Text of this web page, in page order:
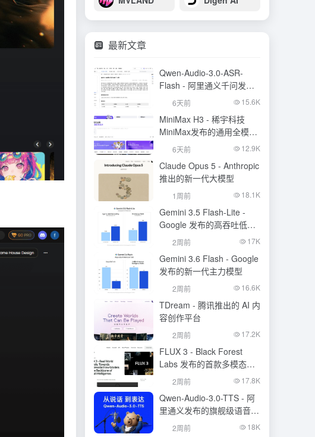
最新文章
Qwen-Audio-3.0-ASR-
Flash - 阿里通义千问发布
的语音识别大模型
6天前 15.6K
MiniMax H3 - 稀宇科技
MiniMax发布的通用全模态
生成模型
6天前 12.9K
Claude Opus 5 - Anthropic
推出的新一代大模型
1周前 18.1K
Gemini 3.5 Flash-Lite -
Google 发布的高吞吐低成
本模型
2周前 17K
Gemini 3.6 Flash - Google
发布的新一代主力模型
2周前 16.6K
TDream - 腾讯推出的 AI 内
容创作平台
2周前 17.2K
FLUX 3 - Black Forest
Labs 发布的首款多模态基
础模型
2周前 17.8K
Qwen-Audio-3.0-TTS - 阿
里通义发布的旗舰级语音合
成大模型
2周前 18K